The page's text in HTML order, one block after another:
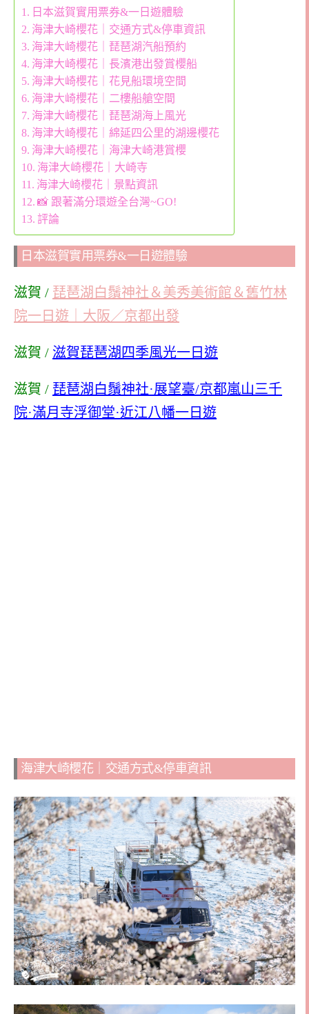
日本滋賀實用票券&一日遊體驗
海津大崎櫻花｜交通方式&停車資訊
海津大崎櫻花｜琵琶湖汽船預約
海津大崎櫻花｜長濱港出發賞櫻船
海津大崎櫻花｜花見船環境空間
海津大崎櫻花｜二樓船艙空間
海津大崎櫻花｜琵琶湖海上風光
海津大崎櫻花｜綿延四公里的湖邊櫻花
海津大崎櫻花｜海津大崎港賞櫻
海津大崎櫻花｜大崎寺
海津大崎櫻花｜景點資訊
📸 跟著滿分環遊全台灣~GO!
評論
日本滋賀實用票券&一日遊體驗
滋賀 / 琵琶湖白鬚神社＆美秀美術館＆舊竹林
院一日遊｜大阪／京都出發
滋賀 / 滋賀琵琶湖四季風光一日遊
滋賀 / 琵琶湖白鬚神社·展望臺/京都嵐山三千
院·滿月寺浮御堂·近江八幡一日遊
海津大崎櫻花｜交通方式&停車資訊